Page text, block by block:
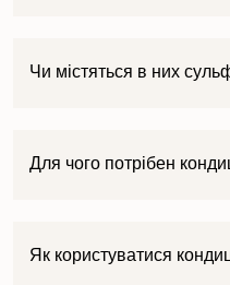
Чи містяться в них
Для чого потрібен
Як користуватися